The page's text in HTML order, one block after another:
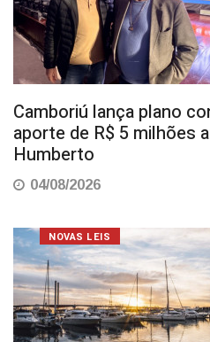
Camboriú lança plano
aporte de R$ 5 milhões
Humberto
04/08/2026
NOVAS LEIS